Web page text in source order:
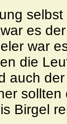
es
war
die
auch
Birgel